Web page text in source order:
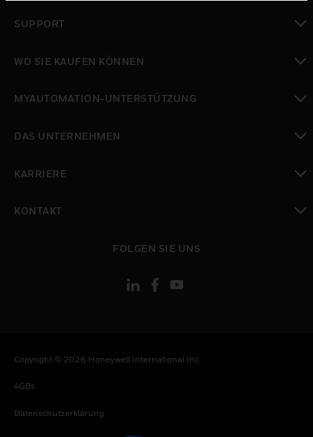
SUPPORT
WO SIE KAUFEN KÖNNEN
MYAUTOMATION-UNTERSTÜTZUNG
DAS UNTERNEHMEN
KARRIERE
KONTAKT
FOLGEN SIE UNS
Copyright © 2026 Honeywell International Inc
AGBs
Datenschutzerklärung